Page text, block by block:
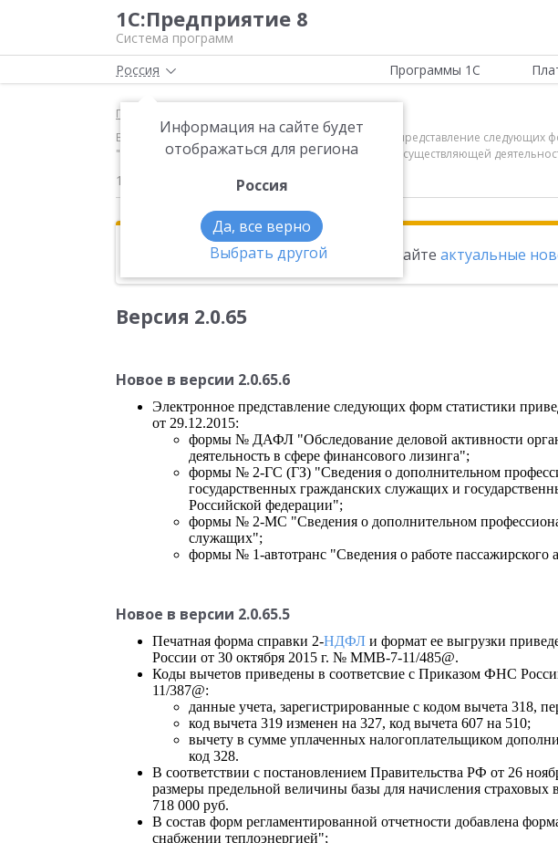
1С:Предприятие 8
Система программ
Россия
Информация на сайте будет
отображаться для региона
Россия
Да, все верно
Выбрать другой
Программы 1С
Главная
Версия 2.0.65 Новое в версии 2.0.65.6 Электронное представление
"Обследование деловой активности организации, осуществляющей
13.01.2016
Эта новость находится в архиве. Читайте актуальные
Версия 2.0.65
Новое в версии 2.0.65.6
Электронное представление следующих форм статистики
от 29.12.2015:
формы № ДАФЛ "Обследование деловой активности
деятельность в сфере финансового лизинга";
формы № 2-ГС (ГЗ) "Сведения о дополнительном
государственных гражданских служащих и
Российской федерации";
формы № 2-МС "Сведения о дополнительном
служащих";
формы № 1-автотранс "Сведения о работе пассажирского
Новое в версии 2.0.65.5
Печатная форма справки 2-НДФЛ и формат ее выгрузки
России от 30 октября 2015 г. № ММВ-7-11/485@.
Коды вычетов приведены в соответсвие с Приказом ФНС
11/387@:
данные учета, зарегистрированные с кодом вычета 318,
код вычета 319 изменен на 327, код вычета 607 на 510;
вычету в сумме уплаченных налогоплательщиком
код 328.
В соответствии с постановлением Правительства РФ от 26
размеры предельной величины базы для начисления
718 000 руб.
В состав форм регламентированной отчетности добавлена
снабжении теплоэнергией";